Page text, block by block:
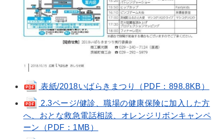
表紙/2018いばらきまつり（PDF：898.8KB）
2.3ページ/健診、職場の健康保険に加入した方
へ、おとな救急電話相談、オレンジリボンキャンペ
ーン（PDF：1MB）